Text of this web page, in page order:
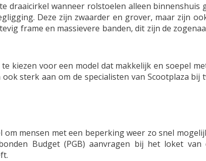
draaicirkel wanneer rolstoelen alleen binnenshuis
Deze zijn zwaarder en grover, maar zijn
frame en massievere banden, dit zijn de
kiezen voor een model dat makkelijk en soepel
sterk aan om de specialisten van Scootplaza bij
om mensen met een beperking weer zo snel
Budget (PGB) aanvragen bij het loket